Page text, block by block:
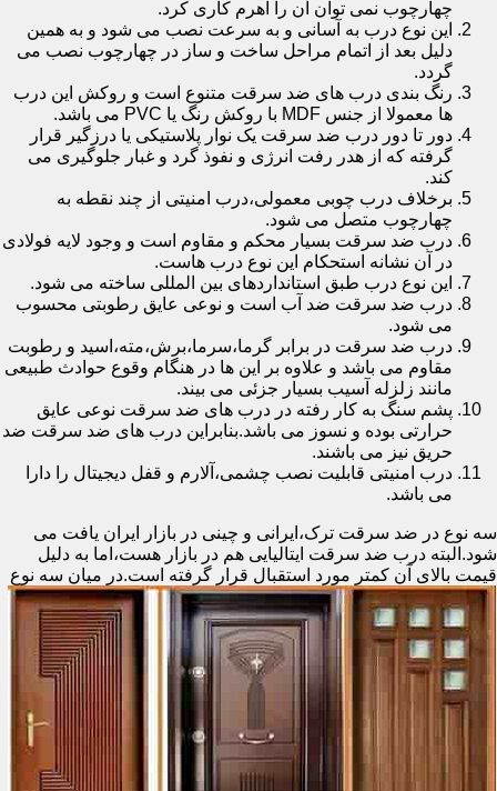
چهارچوب نمی توان آن را اهرم کاری کرد.
این نوع درب به آسانی و به سرعت نصب می شود و به همین
دلیل بعد از اتمام مراحل ساخت و ساز در چهارچوب نصب می
گردد.
رنگ بندی درب های ضد سرقت متنوع است و روکش این درب
ها معمولا از جنس MDF با روکش رنگ یا PVC می باشد.
دور تا دور درب ضد سرقت یک نوار پلاستیکی یا درزگیر قرار
گرفته که از هدر رفت انرژی و نفوذ گرد و غبار جلوگیری می
کند.
برخلاف درب چوبی معمولی،درب امنیتی از چند نقطه به
چهارچوب متصل می شود.
درب ضد سرقت بسیار محکم و مقاوم است و وجود لایه فولادی
در آن نشانه استحکام این نوع درب هاست.
این نوع درب طبق استانداردهای بین المللی ساخته می شود.
درب ضد سرقت ضد آب است و نوعی عایق رطوبتی محسوب
می شود.
درب ضد سرقت در برابر گرما،سرما،برش،مته،اسید و رطوبت
مقاوم می باشد و علاوه بر این ها در هنگام وقوع حوادث طبیعی
مانند زلزله آسیب بسیار جزئی می بیند.
پشم سنگ به کار رفته در درب های ضد سرقت نوعی عایق
حرارتی بوده و نسوز می باشد.بنابراین درب های ضد سرقت ضد
حریق نیز می باشند.
درب امنیتی قابلیت نصب چشمی،آلارم و قفل دیجیتال را دارا
می باشد.
سه نوع در ضد سرقت ترک،ایرانی و چینی در بازار ایران یافت می
شود.البته درب ضد سرقت ایتالیایی هم در بازار هست،اما به دلیل
قیمت بالای آن کمتر مورد استقبال قرار گرفته است.در میان سه نوع